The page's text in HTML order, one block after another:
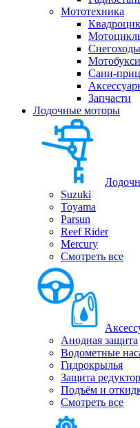
Мототехника
Снегоходы
Сани-
Запчасти
Лодочные моторы
Suzuki
Toyama
Parsun
Reef Rider
Mercury
Смотреть все
Анодная защита
Водометные
Гидрокрылья
Защита
Подъём и
Смотреть все